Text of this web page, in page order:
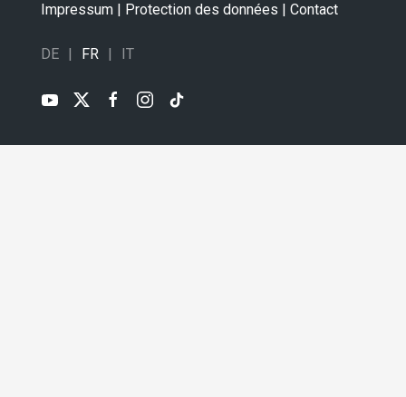
Impressum Protection des données Contact
DE FR IT